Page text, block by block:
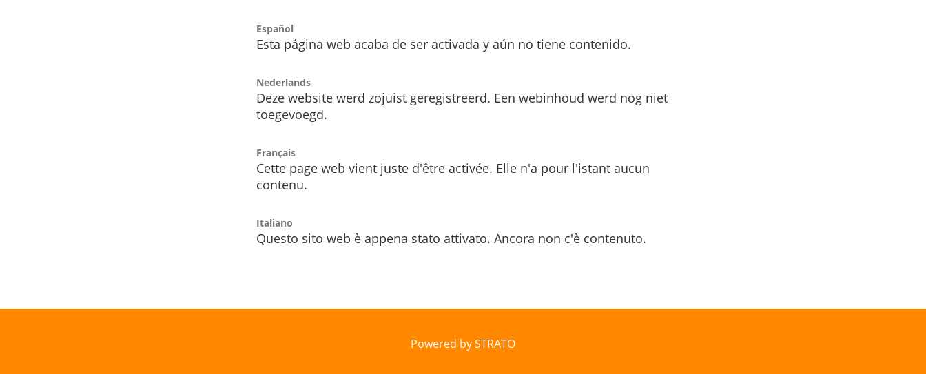
Español
Esta página web acaba de ser activada y aún no tiene contenido.
Nederlands
Deze website werd zojuist geregistreerd. Een webinhoud werd nog niet
toegevoegd.
Français
Cette page web vient juste d'être activée. Elle n'a pour l'istant aucun
contenu.
Italiano
Questo sito web è appena stato attivato. Ancora non c'è contenuto.
Powered by STRATO